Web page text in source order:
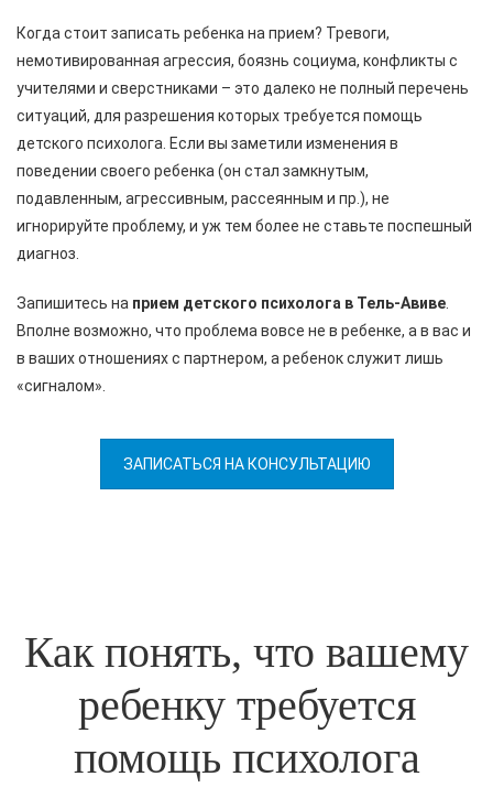
Когда стоит записать ребенка на прием? Тревоги,
немотивированная агрессия, боязнь социума, конфликты с
учителями и сверстниками – это далеко не полный перечень
ситуаций, для разрешения которых требуется помощь
детского психолога. Если вы заметили изменения в
поведении своего ребенка (он стал замкнутым,
подавленным, агрессивным, рассеянным и пр.), не
игнорируйте проблему, и уж тем более не ставьте поспешный
диагноз.
Запишитесь на прием детского психолога в Тель-Авиве
Вполне возможно, что проблема вовсе не в ребенке, а в вас и
в ваших отношениях с партнером, а ребенок служит лишь
«сигналом».
ЗАПИСАТЬСЯ НА КОНСУЛЬТАЦИЮ
Как понять, что вашему
ребенку требуется
помощь психолога